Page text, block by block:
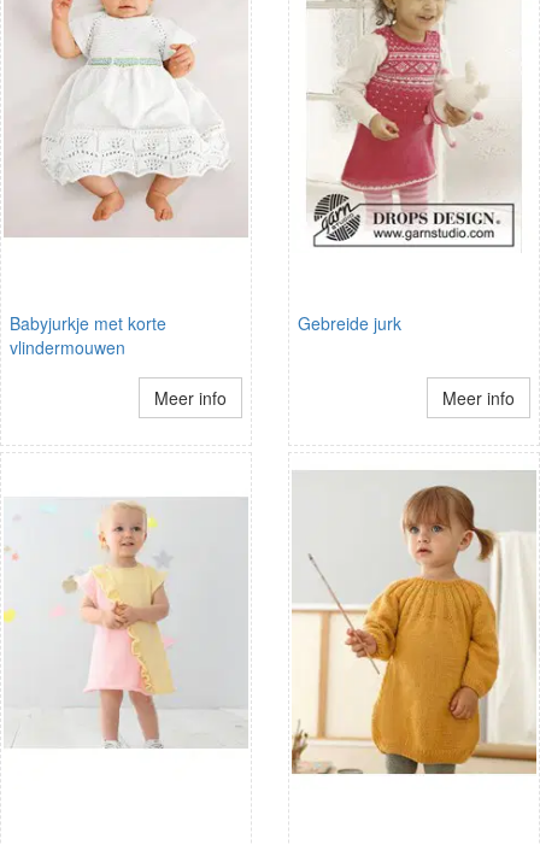
Babyjurkje met korte
vlindermouwen
Meer info
Gebreide jurk
Meer info